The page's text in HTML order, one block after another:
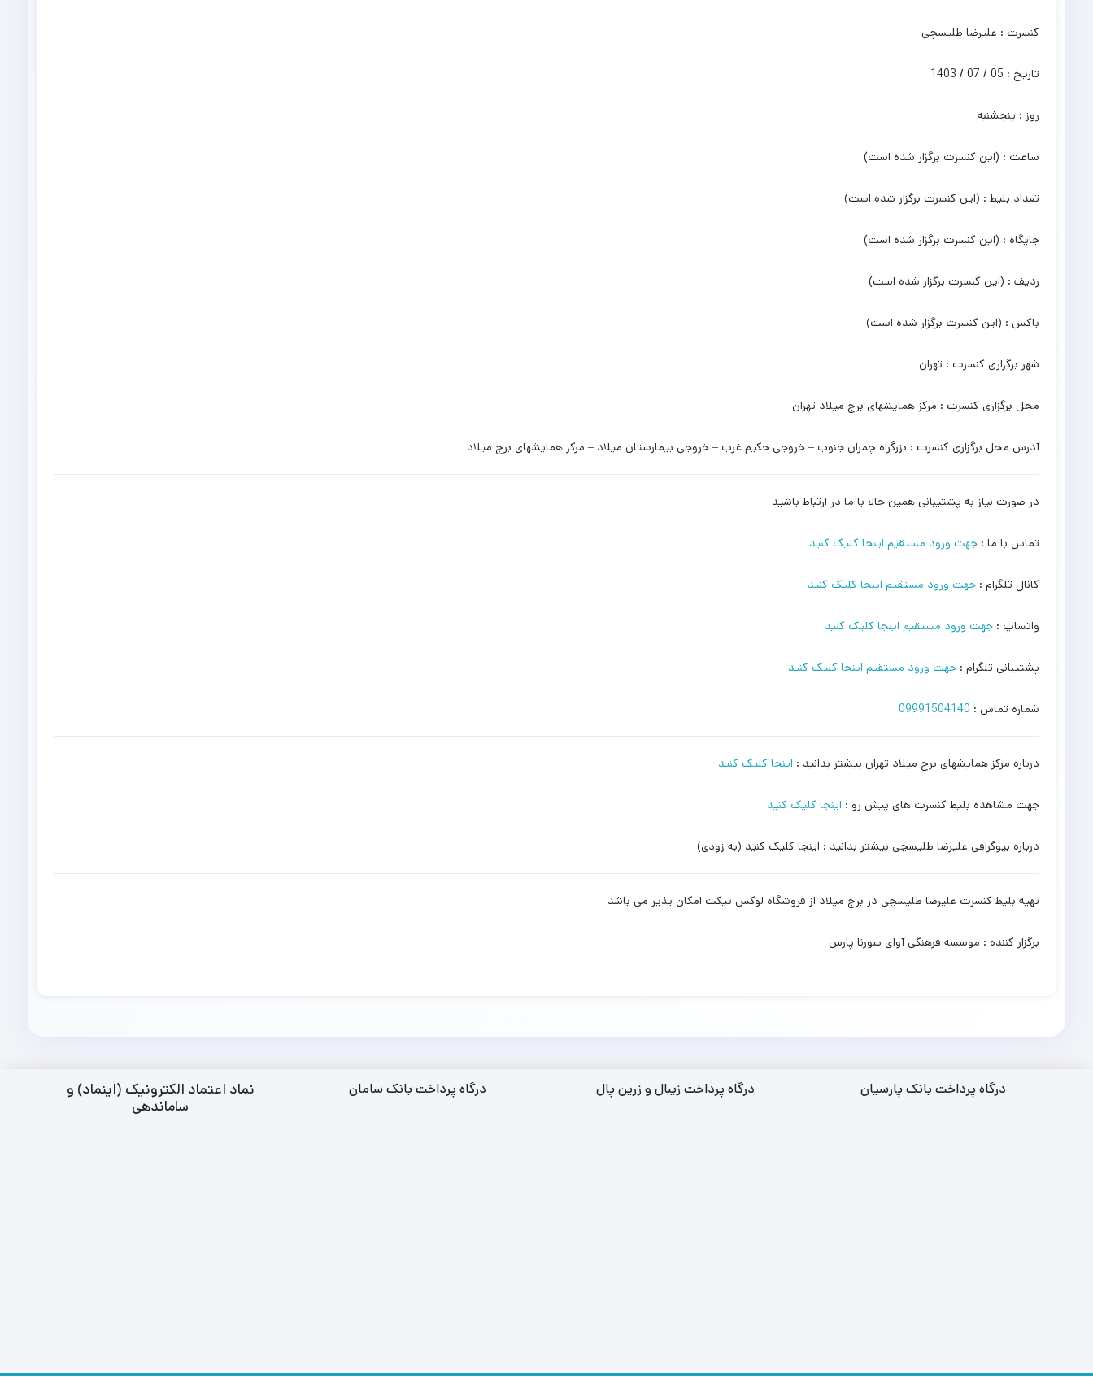
کنسرت : علیرضا طلیسچی
تاریخ : 05 / 07 / 1403
روز : پنجشنبه
ساعت : (این کنسرت برگزار شده است)
تعداد بلیط : (این کنسرت برگزار شده است)
جایگاه : (این کنسرت برگزار شده است)
ردیف : (این کنسرت برگزار شده است)
باکس : (این کنسرت برگزار شده است)
شهر برگزاری کنسرت : تهران
محل برگزاری کنسرت : مرکز همایشهای برج میلاد تهران
آدرس محل برگزاری کنسرت : بزرگراه چمران جنوب – خروجی حکیم غرب – خروجی بیمارستان میلاد – مرکز همایشهای برج میلاد
در صورت نیاز به پشتیبانی همین حالا با ما در ارتباط باشید
تماس با ما : جهت ورود مستقیم اینجا کلیک کنید
کانال تلگرام : جهت ورود مستقیم اینجا کلیک کنید
واتساپ : جهت ورود مستقیم اینجا کلیک کنید
پشتیبانی تلگرام : جهت ورود مستقیم اینجا کلیک کنید
شماره تماس : 09991504140
درباره مرکز همایشهای برج میلاد تهران بیشتر بدانید : اینجا کلیک کنید
جهت مشاهده بلیط کنسرت های پیش رو : اینجا کلیک کنید
درباره بیوگرافی علیرضا طلیسچی بیشتر بدانید : اینجا کلیک کنید (به زودی)
تهیه بلیط کنسرت علیرضا طلیسچی در برج میلاد از فروشگاه لوکس تیکت امکان پذیر می باشد
برگزار کننده : موسسه فرهنگی آوای سورنا پارس
درگاه پرداخت بانک پارسیان درگاه پرداخت زیبال و زرین پال درگاه پرداخت بانک سامان
نماد اعتماد الکترونیک (اینماد) و
ساماندهی